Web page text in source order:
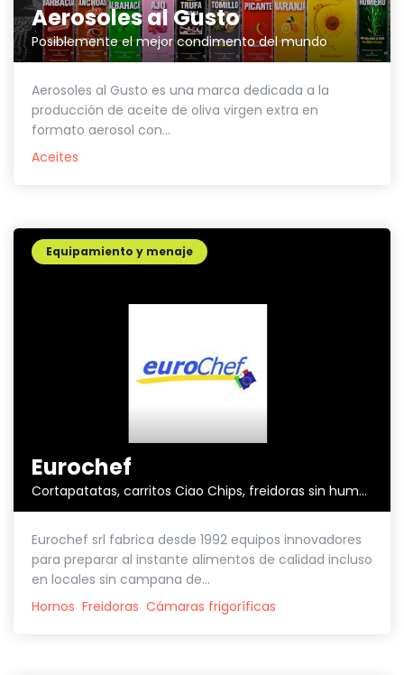
Aerosoles al Gusto
Posiblemente el mejor condimento del mundo
Aerosoles al Gusto es una marca dedicada a la
producción de aceite de oliva virgen extra en
formato aerosol con...
Aceites
Eurochef
Cortapatatas, carritos Ciao Chips, freidoras sin humos,...
Equipamiento y menaje
Eurochef srl fabrica desde 1992 equipos innovadores
para preparar al instante alimentos de calidad incluso
en locales sin campana de...
Hornos Freidoras Cámaras frigoríficas